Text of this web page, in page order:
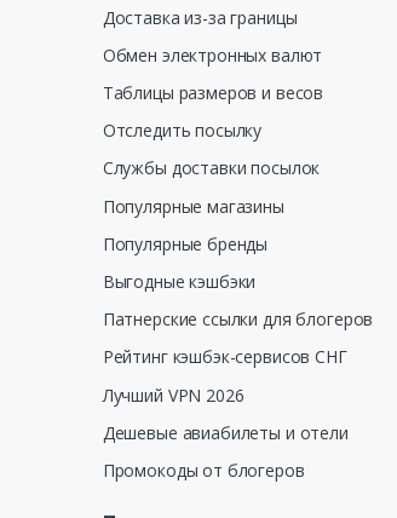
Доставка из-за границы
Обмен электронных валют
Таблицы размеров и весов
Отследить посылку
Службы доставки посылок
Популярные магазины
Популярные бренды
Выгодные кэшбэки
Патнерские ссылки для блогеров
Рейтинг кэшбэк-сервисов СНГ
Лучший VPN 2026
Дешевые авиабилеты и отели
Промокоды от блогеров